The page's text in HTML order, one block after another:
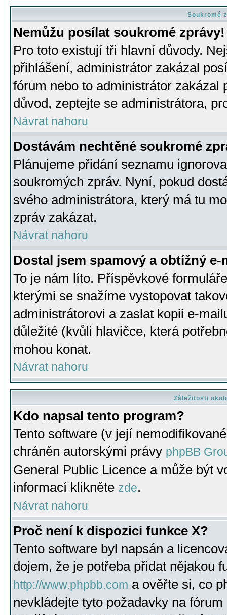
Soukromé
Nemůžu posílat soukromé zprávy!
Pro toto existují tři hlavní důvody.
přihlášení, administrátor zakázal
fórum nebo to administrátor zakázal
důvod, zeptejte se administrátora,
Návrat nahoru
Dostávám nechtěné soukromé
Plánujeme přidání seznamu
soukromých zpráv. Nyní, pokud
svého administrátora, který má tu
zpráv zakázat.
Návrat nahoru
Dostal jsem spamový a obtížný
To je nám líto. Příspěvkové
kterými se snažíme vystopovat
administrátorovi a zaslat kopii e-
důležité (kvůli hlavičce, která
mohou konat.
Návrat nahoru
Záležitosti
Kdo napsal tento program?
Tento software (v její
chráněn autorskými právy phpBB
General Public Licence a může být
informací klikněte zde.
Návrat nahoru
Proč není k dispozici funkce X?
Tento software byl napsán a
dojem, že je potřeba přidat nějakou
http://www.phpbb.com a ověřte si, co
nevkládejte tyto požadavky na